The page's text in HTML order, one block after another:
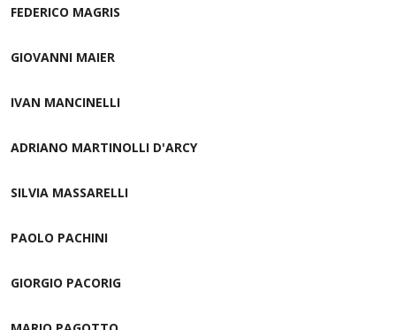
FEDERICO MAGRIS
GIOVANNI MAIER
IVAN MANCINELLI
ADRIANO MARTINOLLI D'ARCY
SILVIA MASSARELLI
PAOLO PACHINI
GIORGIO PACORIG